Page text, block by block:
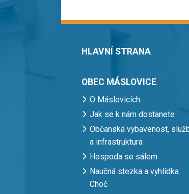
HLAVNÍ STRANA
OBEC MÁSLOVICE
O Máslovicích
Jak se k nám dostanete
Občanská vybavenost,
a infrastruktura
Hospoda se sálem
Naučná stezka a vyhlídka
Choč